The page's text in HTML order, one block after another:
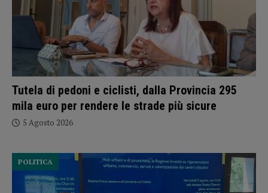
Tutela di pedoni e ciclisti, dalla Provincia 295
mila euro per rendere le strade più sicure
5 Agosto 2026
POLITICA